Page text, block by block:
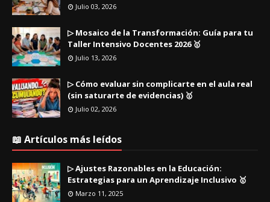
Julio 03, 2026
▷ Mosaico de la Transformación: Guía para tu
Taller Intensivo Docentes 2026 🥇
Julio 13, 2026
▷ Cómo evaluar sin complicarte en el aula real
(sin saturarte de evidencias) 🥇
Julio 02, 2026
📖 Artículos más leídos
▷ Ajustes Razonables en la Educación:
Estrategias para un Aprendizaje Inclusivo 🥇
Marzo 11, 2025